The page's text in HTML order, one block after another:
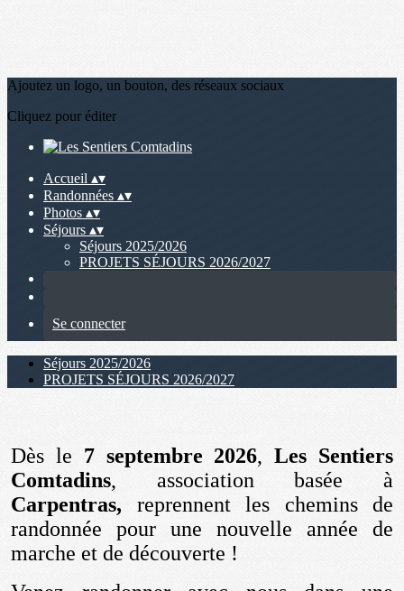
Ajoutez un logo, un bouton, des réseaux sociaux
Cliquez pour éditer
Accueil ▴▾
Randonnées ▴▾
Photos ▴▾
Séjours ▴▾
Séjours 2025/2026
PROJETS SÉJOURS 2026/2027
Se connecter
Séjours 2025/2026
PROJETS SÉJOURS 2026/2027
Dès le 7 septembre 2026,Les Sentiers
Comtadins, association basée à
Carpentras, reprennent les chemins de
randonnée pour une nouvelle année de
marche et de découverte !